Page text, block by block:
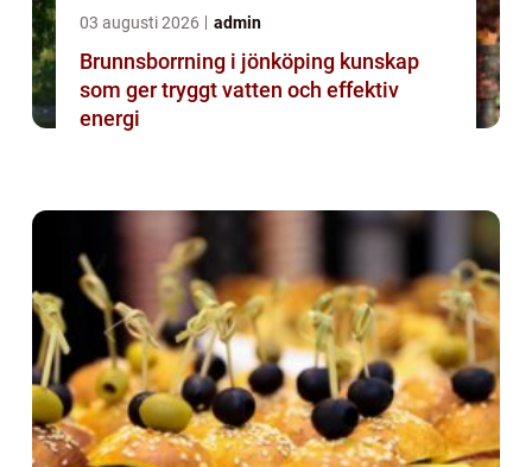
03 augusti 2026 admin
Brunnsborrning i jönköping kunskap
som ger tryggt vatten och effektiv
energi